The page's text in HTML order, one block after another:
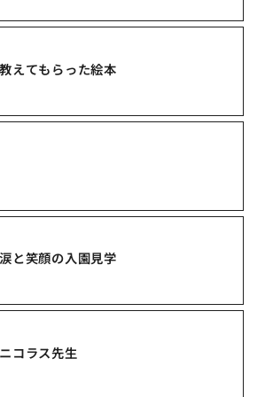
えてもらった絵本
と笑顔の入園見学
コラス先生